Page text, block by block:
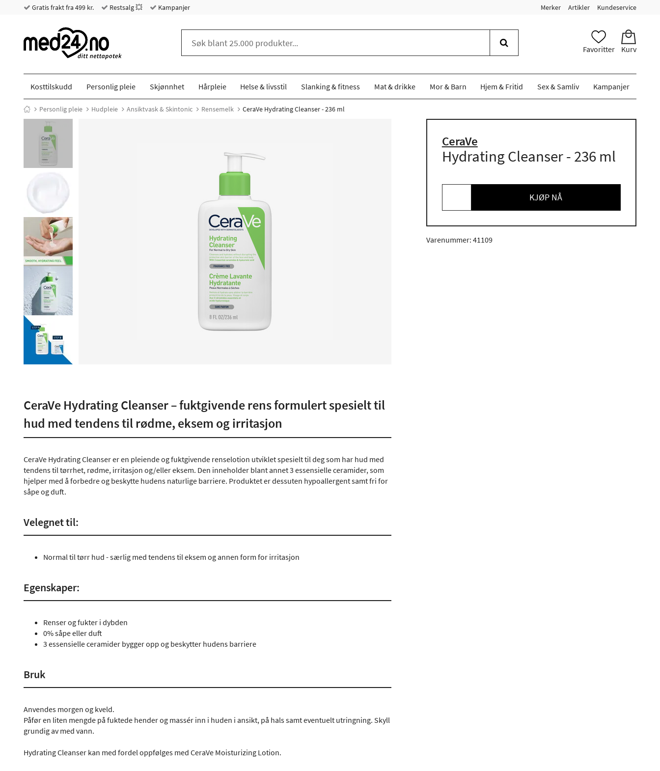
Gratis frakt fra 499 kr. Restsalg 💥 Kampanjer Merker Artikler Kundeservice
Favoritter Kurv
Kosttilskudd Personlig pleie Skjønnhet Hårpleie Helse & livsstil Slanking & fitness Mat & drikke Mor & Barn Hjem & Fritid Sex & Samliv Kampanjer
Personlig pleie Hudpleie Ansiktvask & Skintonic Rensemelk CeraVe Hydrating Cleanser - 236 ml
CeraVe
Hydrating Cleanser - 236 ml
KJØP NÅ
Varenummer: 41109
CeraVe Hydrating Cleanser – fuktgivende rens formulert spesielt til
hud med tendens til rødme, eksem og irritasjon
CeraVe Hydrating Cleanser er en pleiende og fuktgivende renselotion utviklet spesielt til deg som har hud med
tendens til tørrhet, rødme, irritasjon og/eller eksem. Den inneholder blant annet 3 essensielle ceramider, som
hjelper med å forbedre og beskytte hudens naturlige barriere. Produktet er dessuten hypoallergent samt fri for
såpe og duft.
Velegnet til:
Normal til tørr hud - særlig med tendens til eksem og annen form for irritasjon
Egenskaper:
Renser og fukter i dybden
0% såpe eller duft
3 essensielle ceramider bygger opp og beskytter hudens barriere
Bruk
Anvendes morgen og kveld.
Påfør en liten mengde på fuktede hender og massér inn i huden i ansikt, på hals samt eventuelt utringning. Skyll
grundig av med vann.
Hydrating Cleanser kan med fordel oppfølges med CeraVe Moisturizing Lotion.